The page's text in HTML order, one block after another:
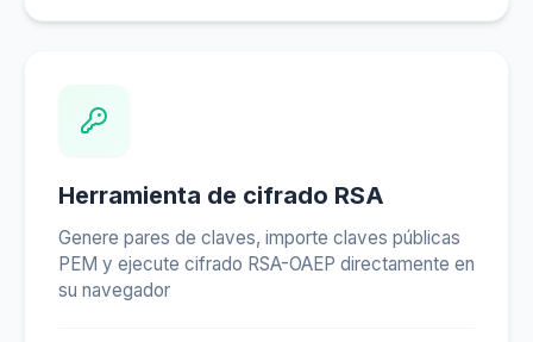
Herramienta de cifrado RSA
Genere pares de claves, importe claves públicas
PEM y ejecute cifrado RSA-OAEP directamente en
su navegador